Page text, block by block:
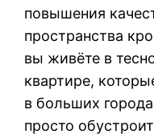
повышения
пространства
вы живёте в
квартире,
в больших
просто